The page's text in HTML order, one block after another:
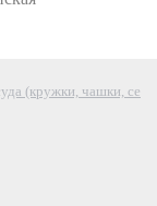
(кружки, чашки,